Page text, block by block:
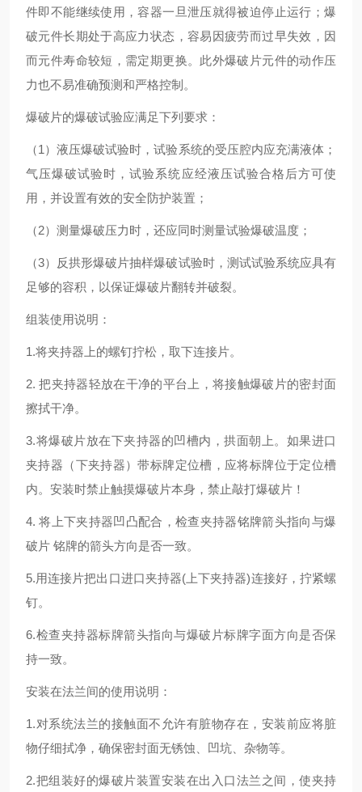
件即不能继续使用，容器一旦泄压就得被迫停止运行；爆
破元件长期处于高应力状态，容易因疲劳而过早失效，因
而元件寿命较短，需定期更换。此外爆破片元件的动作压
力也不易准确预测和严格控制。
爆破片的爆破试验应满足下列要求：
（1）液压爆破试验时，试验系统的受压腔内应充满液体；
气压爆破试验时，试验系统应经液压试验合格后方可使
用，并设置有效的安全防护装置；
（2）测量爆破压力时，还应同时测量试验爆破温度；
（3）反拱形爆破片抽样爆破试验时，测试试验系统应具有
足够的容积，以保证爆破片翻转并破裂。
组装使用说明：
1.将夹持器上的螺钉拧松，取下连接片。
2. 把夹持器轻放在干净的平台上，将接触爆破片的密封面
擦拭干净。
3.将爆破片放在下夹持器的凹槽内，拱面朝上。如果进口
夹持器（下夹持器）带标牌定位槽，应将标牌位于定位槽
内。安装时禁止触摸爆破片本身，禁止敲打爆破片！
4. 将上下夹持器凹凸配合，检查夹持器铭牌箭头指向与爆
破片 铭牌的箭头方向是否一致。
5.用连接片把出口进口夹持器(上下夹持器)连接好，拧紧螺
钉。
6.检查夹持器标牌箭头指向与爆破片标牌字面方向是否保
持一致。
安装在法兰间的使用说明：
1.对系统法兰的接触面不允许有脏物存在，安装前应将脏
物仔细拭净，确保密封面无锈蚀、凹坑、杂物等。
2.把组装好的爆破片装置安装在出入口法兰之间，使夹持